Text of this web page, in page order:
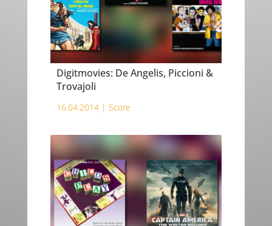
Digitmovies: De Angelis, Piccioni &
Trovajoli
16.04.2014 | Score